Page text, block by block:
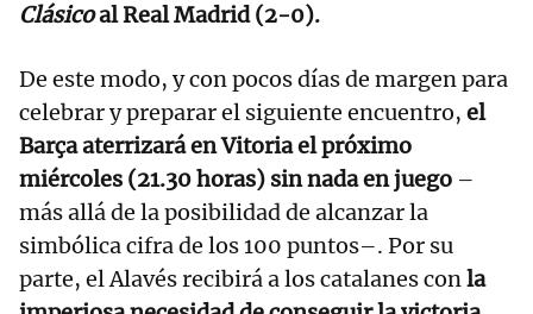
Clásicoal Real Madrid (2-0).
De este modo, y con pocos días de margen para
celebrar y preparar el siguiente encuentro, el
Barça aterrizará en Vitoria el próximo
miércoles (21.30 horas) sin nada en juego –
más allá de la posibilidad de alcanzar la
simbólica cifra de los 100 puntos–. Por su
parte, el Alavés recibirá a los catalanes conla